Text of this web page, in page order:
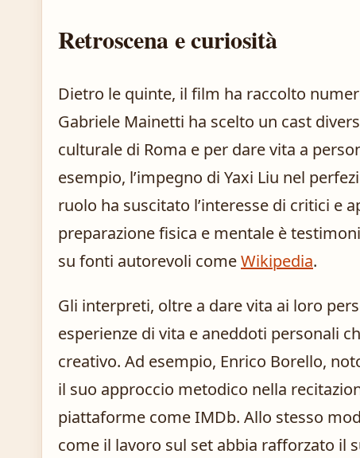
Retroscena e curiosità
Dietro le quinte, il film ha raccolto
Gabriele Mainetti ha scelto un cast
culturale di Roma e per dare vita a
esempio, l’impegno di Yaxi Liu nel
ruolo ha suscitato l’interesse di critici e
preparazione fisica e mentale è
su fonti autorevoli comeWikipedia.
Gli interpreti, oltre a dare vita ai loro
esperienze di vita e aneddoti personali
creativo. Ad esempio, Enrico Borello,
il suo approccio metodico nella
piattaforme come IMDb. Allo stesso
come il lavoro sul set abbia rafforzato il